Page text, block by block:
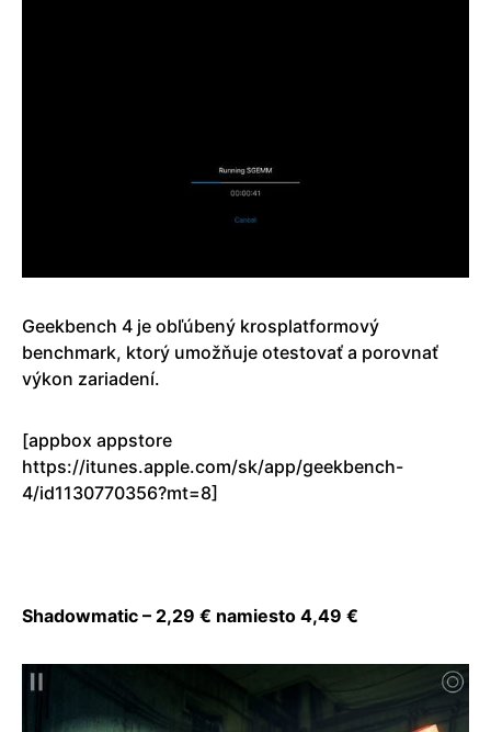
Geekbench 4 je obľúbený krosplatformový
benchmark, ktorý umožňuje otestovať a porovnať
výkon zariadení.
[appbox appstore
https://itunes.apple.com/sk/app/geekbench-
4/id1130770356?mt=8]
Shadowmatic – 2,29 € namiesto 4,49 €